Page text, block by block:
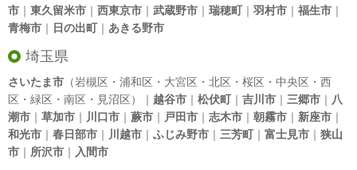
市 ｜ 東久留米市 ｜ 西東京市 ｜ 武蔵野市 ｜ 瑞穂町｜ 羽村市 ｜ 福生市 ｜
青梅市 ｜ 日の出町｜ あきる野市
埼玉県
さいたま市 （岩槻区・浦和区・大宮区・北区・桜区・中央区・西
区・緑区・南区・見沼区）｜ 越谷市 ｜ 松伏町｜ 吉川市 ｜ 三郷市 ｜ 八
潮市 ｜ 草加市 ｜ 川口市 ｜ 蕨市 ｜ 戸田市 ｜ 志木市 ｜ 朝霧市 ｜ 新座市 ｜
和光市 ｜ 春日部市 ｜ 川越市 ｜ ふじみ野市 ｜ 三芳町｜ 富士見市 ｜ 狭山
市 ｜ 所沢市 ｜ 入間市